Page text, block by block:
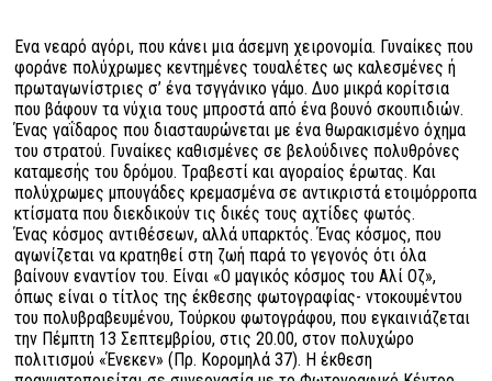
Ενα νεαρό αγόρι, που κάνει μια άσεμνη χειρονομία. Γυναίκες που
φοράνε πολύχρωμες κεντημένες τουαλέτες ως καλεσμένες ή
πρωταγωνίστριες σ’ ένα τσγγάνικο γάμο. Δυο μικρά κορίτσια
που βάφουν τα νύχια τους μπροστά από ένα βουνό σκουπιδιών.
Ένας γαΐδαρος που διασταυρώνεται με ένα θωρακισμένο όχημα
του στρατού. Γυναίκες καθισμένες σε βελούδινες πολυθρόνες
καταμεσής του δρόμου. Τραβεστί και αγοραίος έρωτας. Και
πολύχρωμες μπουγάδες κρεμασμένα σε αντικριστά ετοιμόρροπα
κτίσματα που διεκδικούν τις δικές τους αχτίδες φωτός.
Ένας κόσμος αντιθέσεων, αλλά υπαρκτός. Ένας κόσμος, που
αγωνίζεται να κρατηθεί στη ζωή παρά το γεγονός ότι όλα
βαίνουν εναντίον του. Είναι «Ο μαγικός κόσμος του Αλί Οζ»,
όπως είναι ο τίτλος της έκθεσης φωτογραφίας- ντοκουμέντου
του πολυβραβευμένου, Τούρκου φωτογράφου, που εγκαινιάζεται
την Πέμπτη 13 Σεπτεμβρίου, στις 20.00, στον πολυχώρο
πολιτισμού «Ένεκεν» (Πρ. Κορομηλά 37). Η έκθεση